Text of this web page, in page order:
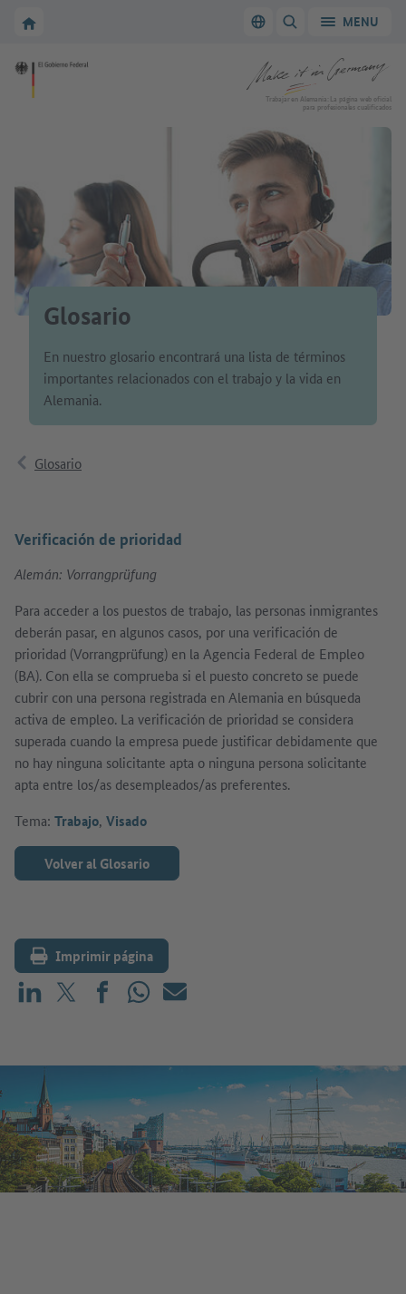
A la página de inicio de Make it in GermanyCambiar el idioma
MOSTRAR/MENU
A la página de inicio de Make it in Germany
Trabajar en Alemania: La página web oficial
para profesionales cualificados
Glosario
En nuestro glosario encontrará una lista de términos
importantes relacionados con el trabajo y la vida en
Alemania.
Glosario
Verificación de prioridad
Alemán: Vorrangprüfung
Para acceder a los puestos de trabajo, las personas inmigrantes
deberán pasar, en algunos casos, por una verificación de
prioridad (Vorrangprüfung) en la Agencia Federal de Empleo
(BA). Con ella se comprueba si el puesto concreto se puede
cubrir con una persona registrada en Alemania en búsqueda
activa de empleo. La verificación de prioridad se considera
superada cuando la empresa puede justificar debidamente que
no hay ninguna solicitante apta o ninguna persona solicitante
apta entre los/as desempleados/as preferentes.
Tema: Trabajo, Visado
Volver al Glosario
Imprimir página
Compartir en LinkedIn
Compartir en X (antes: Twitter)
Compartir en Facebook
Compartir en WhatsApp
Correo electrónico